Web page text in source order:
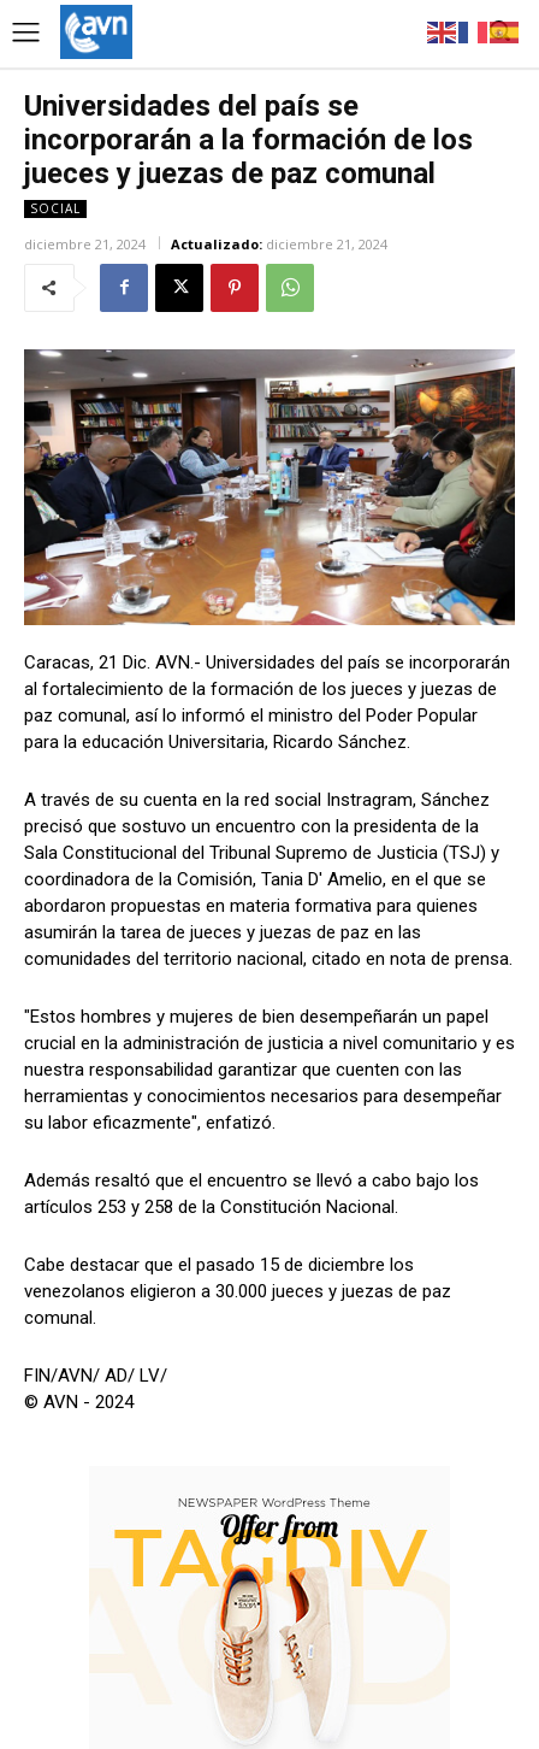
Universidades del país se
incorporarán a la formación de los
jueces y juezas de paz comunal
SOCIAL
diciembre 21, 2024 Actualizado: diciembre 21, 2024
Caracas, 21 Dic. AVN.- Universidades del país se incorporarán
al fortalecimiento de la formación de los jueces y juezas de
paz comunal, así lo informó el ministro del Poder Popular
para la educación Universitaria, Ricardo Sánchez.
A través de su cuenta en la red social Instragram, Sánchez
precisó que sostuvo un encuentro con la presidenta de la
Sala Constitucional del Tribunal Supremo de Justicia (TSJ) y
coordinadora de la Comisión, Tania D' Amelio, en el que se
abordaron propuestas en materia formativa para quienes
asumirán la tarea de jueces y juezas de paz en las
comunidades del territorio nacional, citado en nota de prensa.
"Estos hombres y mujeres de bien desempeñarán un papel
crucial en la administración de justicia a nivel comunitario y es
nuestra responsabilidad garantizar que cuenten con las
herramientas y conocimientos necesarios para desempeñar
su labor eficazmente", enfatizó.
Además resaltó que el encuentro se llevó a cabo bajo los
artículos 253 y 258 de la Constitución Nacional.
Cabe destacar que el pasado 15 de diciembre los
venezolanos eligieron a 30.000 jueces y juezas de paz
comunal.
FIN/AVN/ AD/ LV/
© AVN - 2024